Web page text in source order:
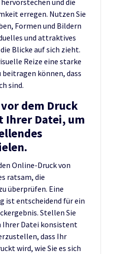
und die
erregen. Nutzen Sie
Formen und Bildern
und attraktives
Blicke auf sich zieht.
Reize eine starke
beitragen können, dass
sind.
dem Druck
Ihrer Datei, um
Online-Druck von
ratsam, die
überprüfen. Eine
ist entscheidend für ein
Stellen Sie
Ihrer Datei konsistent
dass Ihr
wird, wie Sie es sich